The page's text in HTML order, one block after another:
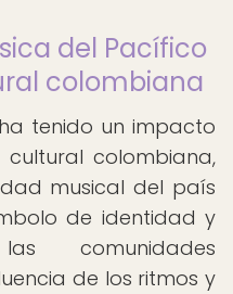
del Pacífico
colombiana
tenido un impacto
colombiana,
musical del país
de identidad y
comunidades
de los ritmos y